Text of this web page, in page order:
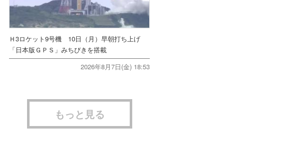
Ｈ3ロケット9号機 10日（月）早朝打ち上げ
「日本版ＧＰＳ」みちびきを搭載
2026年8月7日(金) 18:53
もっと見る